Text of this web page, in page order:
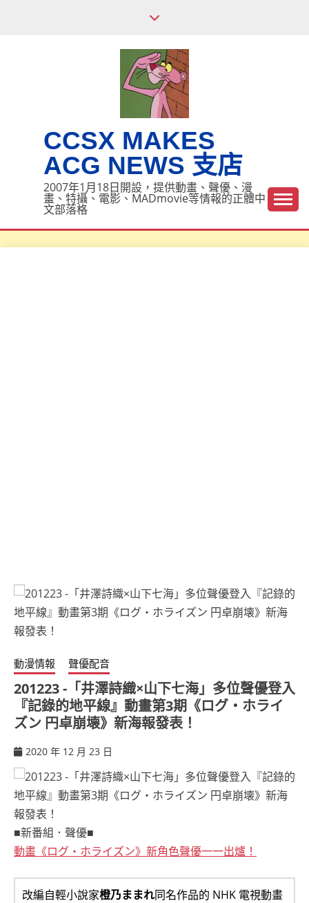
CCSX MAKES
ACG NEWS 支店
2007年1月18日開設，提供動畫、聲優、漫
畫、特攝、電影、MADmovie等情報的正體中
文部落格
動漫情報 聲優配音
201223 -「井澤詩織×山下七海」多位聲優登入
『記錄的地平線』動畫第3期《ログ・ホライ
ズン 円卓崩壊》新海報發表！
2020 年 12 月 23 日
■新番組．聲優■
動畫《ログ・ホライズン》新角色聲優一一出爐！
改編自輕小說家橙乃ままれ同名作品的 NHK 電視動畫